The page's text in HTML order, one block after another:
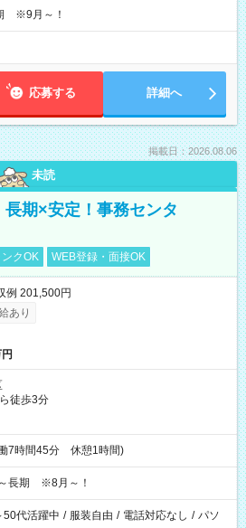
※9月～！
応募する 詳細へ
掲載日：2026.08.06
未読
長期×安定！事務センタ
ンクOK WEB登録・面接OK
201,500円
あり
徒歩3分
7時間45分 休憩1時間)
長期 ※8月～！
50代活躍中 / 服装自由 / 電話対応なし / パソ